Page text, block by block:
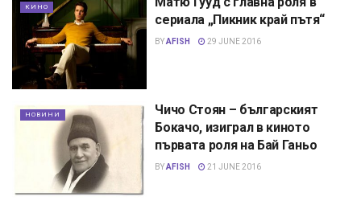
КИНО
сериала „Пикник край пътя“
BYAFISH 29 JUNE 2016
НОВИНИ
Чичо Стоян – българският
Бокачо, изиграл в киното
първата роля на Бай Ганьо
BYAFISH 21 JUNE 2016